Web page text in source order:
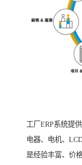
工厂ERP系统提
电器、电机、
是经验丰富、价